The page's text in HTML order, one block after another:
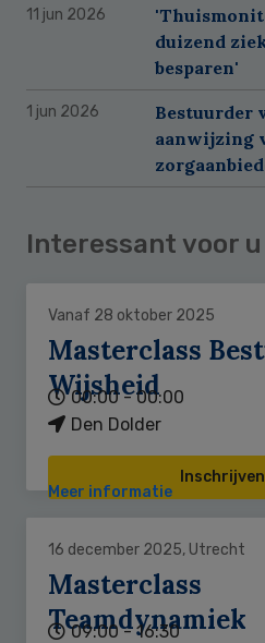
11 jun 2026
duizend
besparen'
1 jun 2026
Bestuurder
aanwijzing
Interessant voor u
Vanaf 28 oktober 2025
Masterclass
Wijsheid
00:00 - 00:00
Den Dolder
Inschrijven
Meer informatie
16 december 2025, Utrecht
Masterclass
Teamdynamiek
09:00 - 16:30